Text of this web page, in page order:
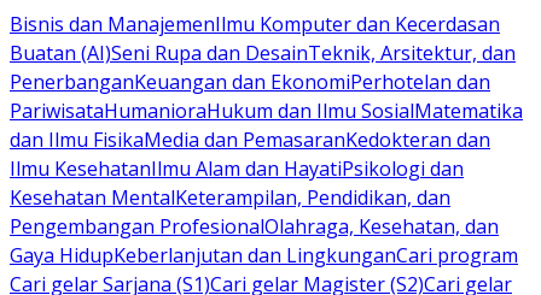
Bisnis dan ManajemenIlmu Komputer dan Kecerdasan
Buatan (AI)Seni Rupa dan DesainTeknik, Arsitektur, dan
PenerbanganKeuangan dan EkonomiPerhotelan dan
PariwisataHumanioraHukum dan Ilmu SosialMatematika
dan Ilmu FisikaMedia dan PemasaranKedokteran dan
Ilmu KesehatanIlmu Alam dan HayatiPsikologi dan
Kesehatan MentalKeterampilan, Pendidikan, dan
Pengembangan ProfesionalOlahraga, Kesehatan, dan
Gaya HidupKeberlanjutan dan LingkunganCari program
Cari gelar Sarjana (S1)Cari gelar Magister (S2)Cari gelar